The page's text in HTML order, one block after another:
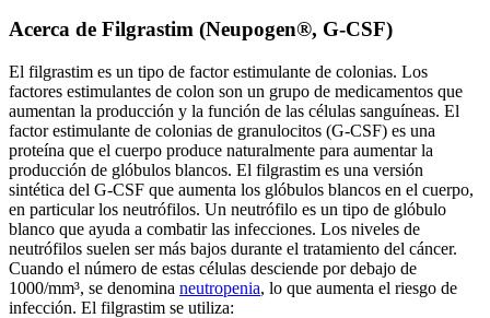
Acerca de Filgrastim (Neupogen®, G-CSF)
El filgrastim es un tipo de factor estimulante de colonias. Los
factores estimulantes de colon son un grupo de medicamentos que
aumentan la producción y la función de las células sanguíneas. El
factor estimulante de colonias de granulocitos (G-CSF) es una
proteína que el cuerpo produce naturalmente para aumentar la
producción de glóbulos blancos. El filgrastim es una versión
sintética del G-CSF que aumenta los glóbulos blancos en el cuerpo,
en particular los neutrófilos. Un neutrófilo es un tipo de glóbulo
blanco que ayuda a combatir las infecciones. Los niveles de
neutrófilos suelen ser más bajos durante el tratamiento del cáncer.
Cuando el número de estas células desciende por debajo de
1000/mm³, se denomina neutropenia, lo que aumenta el riesgo de
infección. El filgrastim se utiliza: